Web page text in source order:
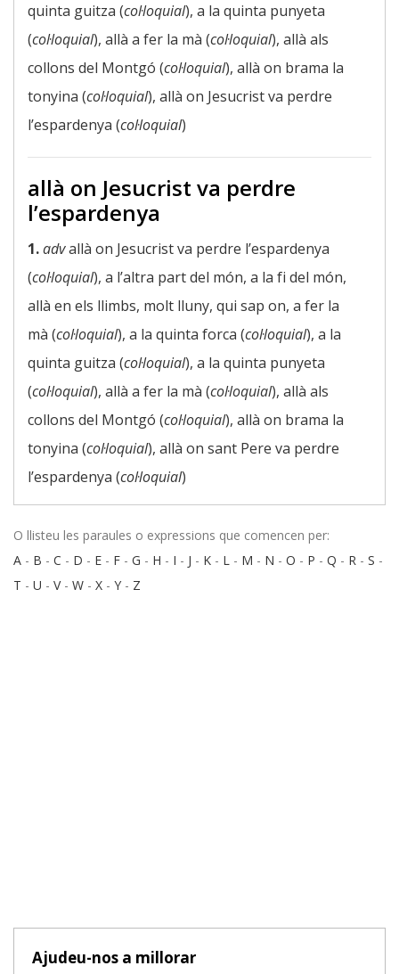
quinta guitza (col·loquial), a la quinta punyeta
(col·loquial), allà a fer la mà (col·loquial), allà als
collons del Montgó (col·loquial), allà on brama la
tonyina (col·loquial), allà on Jesucrist va perdre
l’espardenya (col·loquial)
allà on Jesucrist va perdre
l’espardenya
1.advallà on Jesucrist va perdre l’espardenya
(col·loquial), a l’altra part del món, a la fi del món,
allà en els llimbs, molt lluny, qui sap on, a fer la
mà (col·loquial), a la quinta forca (col·loquial), a la
quinta guitza (col·loquial), a la quinta punyeta
(col·loquial), allà a fer la mà (col·loquial), allà als
collons del Montgó (col·loquial), allà on brama la
tonyina (col·loquial), allà on sant Pere va perdre
l’espardenya (col·loquial)
O llisteu les paraules o expressions que comencen per:
A - B - C - D - E - F - G - H - I - J - K - L - M - N - O - P - Q - R - S -
T - U - V- W - X - Y - Z
Ajudeu-nos a millorar